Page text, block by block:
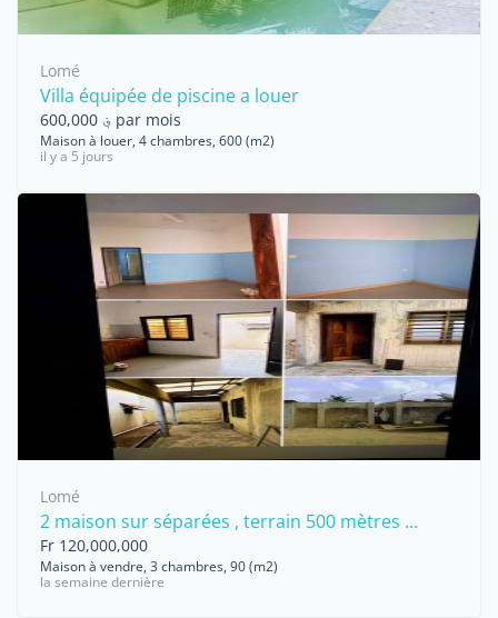
Lomé
Villa équipée de piscine a louer
؋ 600,000 par mois
Maison à louer, 4 chambres, 600 (m2)
il y a 5 jours
Lomé
2 maison sur séparées , terrain 500 mètres ...
Fr 120,000,000
Maison à vendre, 3 chambres, 90 (m2)
la semaine dernière